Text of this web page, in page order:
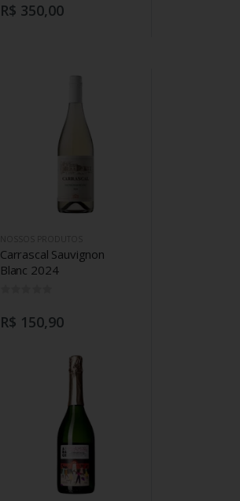
R$ 350,00
Carrascal Sauvignon
Blanc 2024
R$ 150,90